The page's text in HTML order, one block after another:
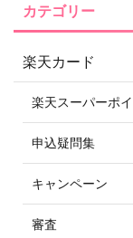
カテゴリー
楽天カード
楽天スーパーポ
申込疑問集
キャンペーン
審査